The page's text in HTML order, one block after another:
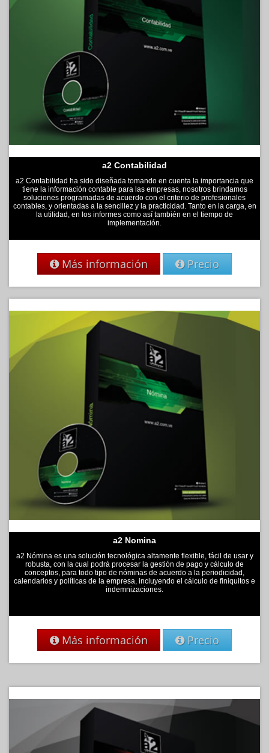
a2 Contabilidad
a2 Contabilidad ha sido diseñada tomando en cuenta la importancia que
tiene la información contable para las empresas, nosotros brindamos
soluciones programadas de acuerdo con el criterio de profesionales
contables, y orientadas a la sencillez y la practicidad. Tanto en la carga, en
la utilidad, en los informes como así también en el tiempo de
implementación.
Más información Precio
a2 Nomina
a2 Nómina es una solución tecnológica altamente flexible, fácil de usar y
robusta, con la cual podrá procesar la gestión de pago y cálculo de
conceptos, para todo tipo de nóminas de acuerdo a la periodicidad,
calendarios y políticas de la empresa, incluyendo el cálculo de finiquitos e
indemnizaciones.
Más información Precio